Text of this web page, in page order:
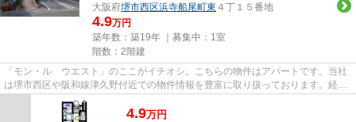
大阪府堺市西区浜寺船尾町東 ４丁１５番地
4.9万円
築年数：築19年 ｜募集中： 1室
階数：2階建
「モン・ル ウエスト」のここがイチオシ。こちらの物件はアパートです。当社
は堺市西区や阪和線津久野付近での物件情報を豊富に取り扱っております。経験
豊富なスタッフが一生懸命サ...
4.9万円